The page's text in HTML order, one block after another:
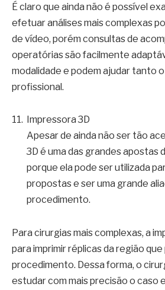
É claro que ainda não é possível
efetuar análises mais complexas
de vídeo, porém consultas de
operatórias são facilmente
modalidade e podem ajudar tanto
profissional.
Impressora 3D
Apesar de ainda não ser tão
3D é uma das grandes apostas
porque ela pode ser utilizada
propostas e ser uma grande
procedimento.
Para cirurgias mais complexas, a
para imprimir réplicas da região
procedimento. Dessa forma, o
estudar com mais precisão o caso